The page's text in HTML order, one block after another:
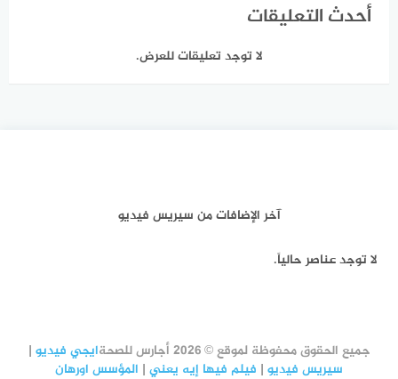
أحدث التعليقات
لا توجد تعليقات للعرض.
آخر الإضافات من سيريس فيديو
لا توجد عناصر حالياً.
جميع الحقوق محفوظة لموقع © 2026 أجارس للصحة ايجي فيديو |
سيريس فيديو | فيلم فيها إيه يعني | المؤسس اورهان